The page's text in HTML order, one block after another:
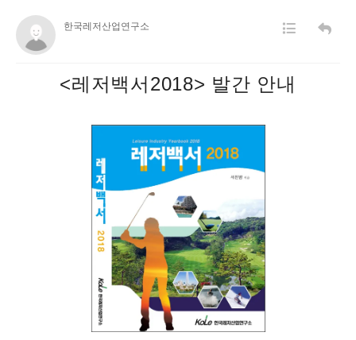
공지사항
한국레저산업연구소
<레저백서2018> 발간 안내